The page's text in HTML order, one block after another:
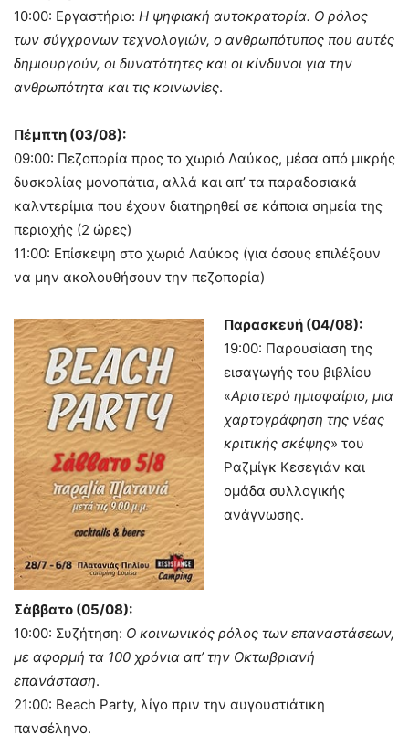
10:00: Εργαστήριο: Η ψηφιακή αυτοκρατορία. Ο ρόλος
των σύγχρονων τεχνολογιών, ο ανθρωπότυπος που αυτές
δημιουργούν, οι δυνατότητες και οι κίνδυνοι για την
ανθρωπότητα και τις κοινωνίες.
Πέμπτη (03/08):
09:00: Πεζοπορία προς το χωριό Λαύκος, μέσα από μικρής
δυσκολίας μονοπάτια, αλλά και απ’ τα παραδοσιακά
καλντερίμια που έχουν διατηρηθεί σε κάποια σημεία της
περιοχής (2 ώρες)
11:00: Επίσκεψη στο χωριό Λαύκος (για όσους επιλέξουν
να μην ακολουθήσουν την πεζοπορία)
Παρασκευή (04/08):
19:00: Παρουσίαση της
εισαγωγής του βιβλίου
«Αριστερό ημισφαίριο, μια
χαρτογράφηση της νέας
κριτικής σκέψης» του
Ραζμίγκ Κεσεγιάν και
ομάδα συλλογικής
ανάγνωσης.
Σάββατο (05/08):
10:00: Συζήτηση: Ο κοινωνικός ρόλος των επαναστάσεων,
με αφορμή τα 100 χρόνια απ’ την Οκτωβριανή
επανάσταση.
21:00: Beach Party, λίγο πριν την αυγουστιάτικη
πανσέληνο.